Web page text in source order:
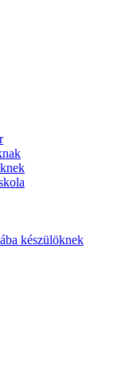
készülöknek